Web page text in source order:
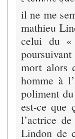
il ne me
mathieu
celui du «
poursuivant
mort alors
homme à
poliment
est-ce que
l’actrice
Lindon de